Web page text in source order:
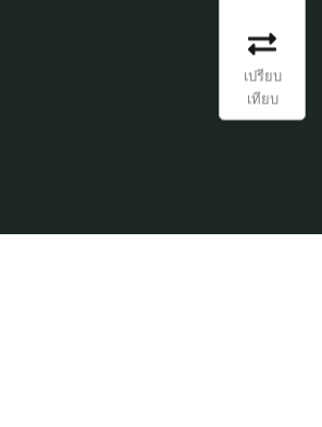
เปรียบ
เทียบ